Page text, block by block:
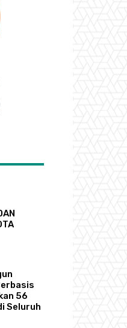
56
Seluruh